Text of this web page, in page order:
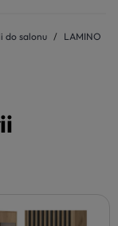
do salonu LAMINO